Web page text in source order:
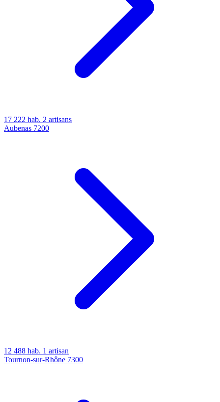
17 222 hab. 2 artisans
Aubenas 7200
12 488 hab. 1 artisan
Tournon-sur-Rhône 7300